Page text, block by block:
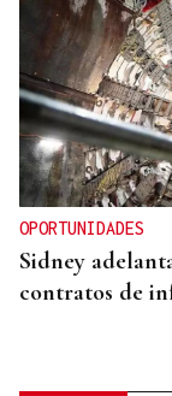
OPORTUNIDADES
Sidney
contratos de